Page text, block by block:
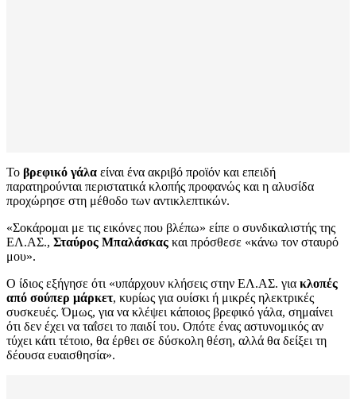
Το βρεφικό γάλα είναι ένα ακριβό προϊόν και επειδή
παρατηρούνται περιστατικά κλοπής προφανώς και η αλυσίδα
προχώρησε στη μέθοδο των αντικλεπτικών.
«Σοκάρομαι με τις εικόνες που βλέπω» είπε ο συνδικαλιστής της
ΕΛ.ΑΣ., Σταύρος Μπαλάσκας και πρόσθεσε «κάνω τον σταυρό
μου».
Ο ίδιος εξήγησε ότι «υπάρχουν κλήσεις στην ΕΛ.ΑΣ. για κλοπές
από σούπερ μάρκετ, κυρίως για ουίσκι ή μικρές ηλεκτρικές
συσκευές. Όμως, για να κλέψει κάποιος βρεφικό γάλα, σημαίνει
ότι δεν έχει να ταΐσει το παιδί του. Οπότε ένας αστυνομικός αν
τύχει κάτι τέτοιο, θα έρθει σε δύσκολη θέση, αλλά θα δείξει τη
δέουσα ευαισθησία».